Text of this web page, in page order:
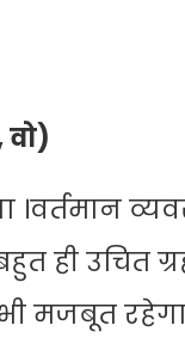
ही उचित
मजबूत